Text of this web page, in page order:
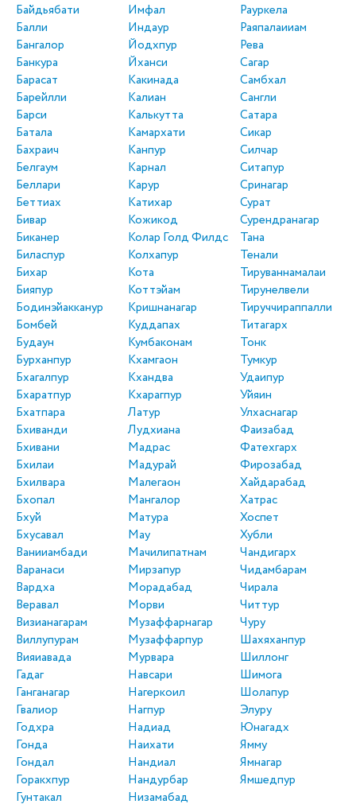
Байдьябати
Балли
Бангалор
Банкура
Барасат
Барейлли
Барси
Батала
Бахраич
Белгаум
Беллари
Беттиах
Бивар
Биканер
Биласпур
Бихар
Бияпур
Бодинэйакканур
Бомбей
Будаун
Бурханпур
Бхагалпур
Бхаратпур
Бхатпара
Бхиванди
Бхивани
Бхилаи
Бхилвара
Бхопал
Бхуй
Бхусавал
Ванииамбади
Варанаси
Вардха
Веравал
Визианагарам
Виллупурам
Вияиавада
Гадаг
Ганганагар
Гвалиор
Годхра
Гонда
Гондал
Горакхпур
Гунтакал
Имфал
Индаур
Йодхпур
Йханси
Какинада
Калиан
Калькутта
Камархати
Канпур
Карнал
Карур
Катихар
Кожикод
Колар Голд Филдс
Колхапур
Кота
Коттэйам
Кришнанагар
Куддапах
Кумбаконам
Кхамгаон
Кхандва
Кхарагпур
Латур
Лудхиана
Мадрас
Мадурай
Малегаон
Мангалор
Матура
Мау
Мачилипатнам
Мирзапур
Морадабад
Морви
Музаффарнагар
Музаффарпур
Мурвара
Навсари
Нагеркоил
Нагпур
Надиад
Наихати
Нандиал
Нандурбар
Низамабад
Рауркела
Раяпалаииам
Рева
Сагар
Самбхал
Сангли
Сатара
Сикар
Силчар
Ситапур
Сринагар
Сурат
Сурендранагар
Тана
Тенали
Тируваннамалаи
Тирунелвели
Тируччираппалли
Титагарх
Тонк
Тумкур
Удаипур
Уйяин
Улхаснагар
Фаизабад
Фатехгарх
Фирозабад
Хайдарабад
Хатрас
Хоспет
Хубли
Чандигарх
Чидамбарам
Чирала
Читтур
Чуру
Шахяханпур
Шиллонг
Шимога
Шолапур
Элуру
Юнагадх
Ямму
Ямнагар
Ямшедпур